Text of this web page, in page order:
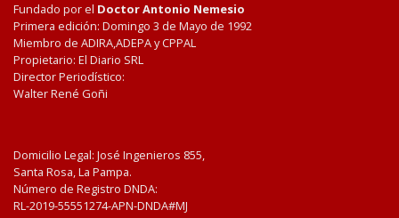
Fundado por el Doctor Antonio Nemesio
Primera edición: Domingo 3 de Mayo de 1992
Miembro de ADIRA,ADEPA y CPPAL
Propietario: El Diario SRL
Director Periodístico:
Walter René Goñi
Domicilio Legal: José Ingenieros 855,
Santa Rosa, La Pampa.
Número de Registro DNDA:
RL-2019-55551274-APN-DNDA#MJ